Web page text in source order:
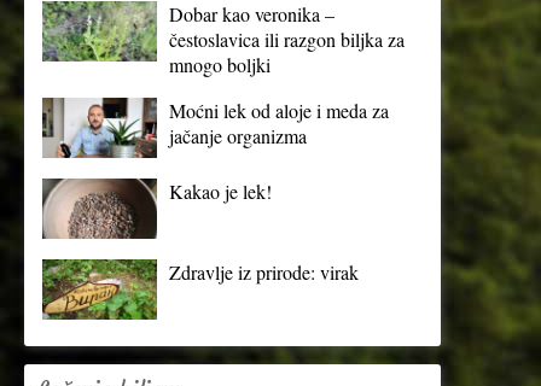
Dobar kao veronika –
čestoslavica ili razgon biljka za
mnogo boljki
Moćni lek od aloje i meda za
jačanje organizma
Kakao je lek!
Zdravlje iz prirode: virak